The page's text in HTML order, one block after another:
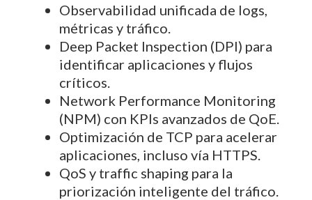
Observabilidad unificada de logs,
métricas y tráfico.
Deep Packet Inspection (DPI) para
identificar aplicaciones y flujos
críticos.
Network Performance Monitoring
(NPM) con KPIs avanzados de QoE.
Optimización de TCP para acelerar
aplicaciones, incluso vía HTTPS.
QoS y traffic shaping para la
priorización inteligente del tráfico.